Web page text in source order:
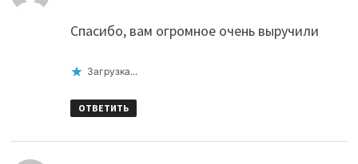
Спасибо, вам огромное очень выручили
Загрузка...
ОТВЕТИТЬ